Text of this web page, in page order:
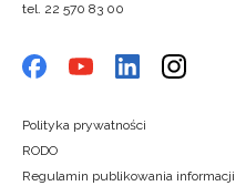
tel. 22 570 83 00
Polityka prywatności
RODO
Regulamin publikowania informacji